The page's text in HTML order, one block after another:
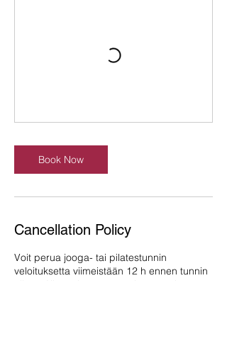
Book Now
Cancellation Policy
Voit perua jooga- tai pilatestunnin
veloituksetta viimeistään 12 h ennen tunnin